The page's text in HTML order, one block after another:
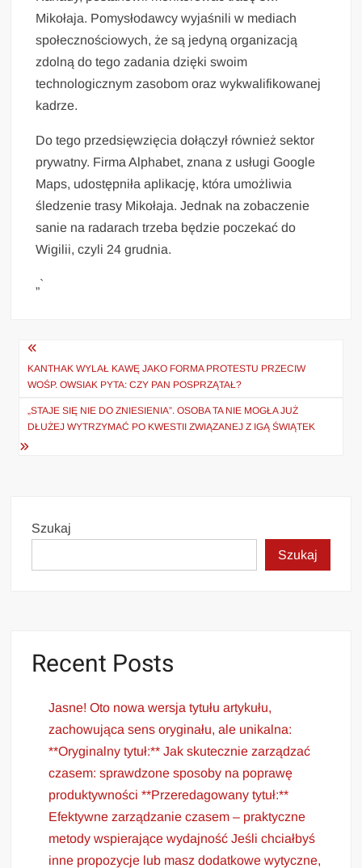
Mikołaja. Pomysłodawcy wyjaśnili w mediach
społecznościowych, że są jedyną organizacją
zdolną do tego zadania dzięki swoim
technologicznym zasobom oraz wykwalifikowanej
kadrze.
Do tego przedsięwzięcia dołączył również sektor
prywatny. Firma Alphabet, znana z usługi Google
Maps, udostępniła aplikację, która umożliwia
śledzenie trasy Mikołaja. Jednak na zobaczenie
sanie na radarach trzeba będzie poczekać do
Wigilii, czyli 24 grudnia.
„`
Nawigacja
wpisu
KANTHAK WYLAŁ KAWĘ JAKO FORMA PROTESTU PRZECIW
WOŚP. OWSIAK PYTA: CZY PAN POSPRZĄTAŁ?
„STAJE SIĘ NIE DO ZNIESIENIA”. OSOBA TA NIE MOGŁA JUŻ
DŁUŻEJ WYTRZYMAĆ PO KWESTII ZWIĄZANEJ Z IGĄ ŚWIĄTEK
Szukaj
Szukaj
Recent Posts
Jasne! Oto nowa wersja tytułu artykułu,
zachowująca sens oryginału, ale unikalna:
**Oryginalny tytuł:** Jak skutecznie zarządzać
czasem: sprawdzone sposoby na poprawę
produktywności **Przeredagowany tytuł:**
Efektywne zarządzanie czasem – praktyczne
metody wspierające wydajność Jeśli chciałbyś
inne propozycje lub masz dodatkowe wytyczne,